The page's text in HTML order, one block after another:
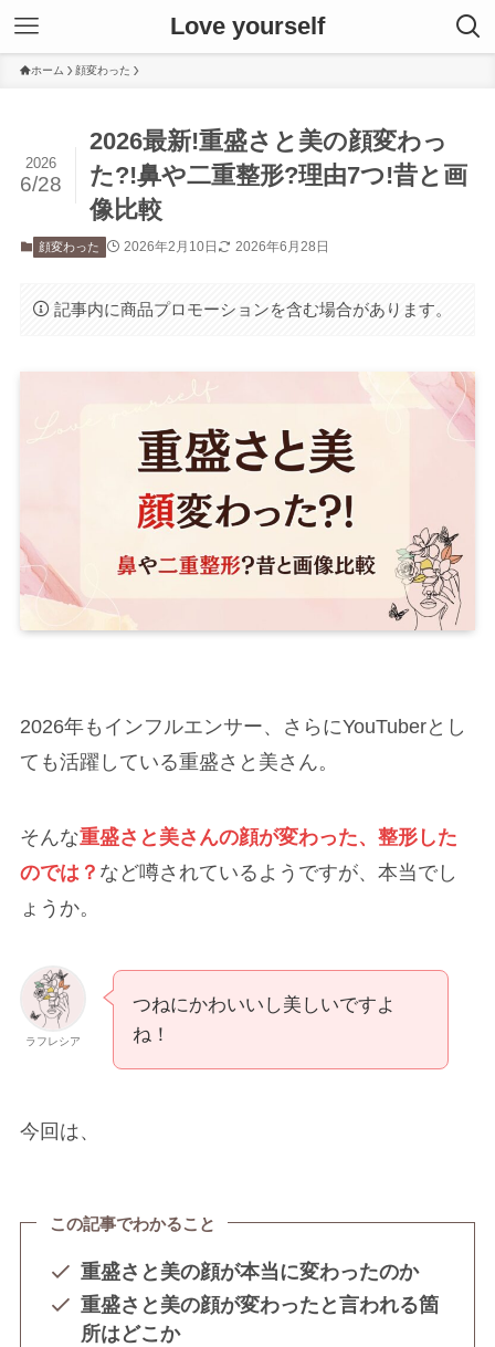
Love yourself
ホーム 顔変わった
2026最新!重盛さと美の顔変わっ
た?!鼻や二重整形?理由7つ!昔と画
像比較
2026
6/28
顔変わった 2026年2月10日 2026年6月28日
記事内に商品プロモーションを含む場合があります。
2026年もインフルエンサー、さらにYouTuberとし
ても活躍している重盛さと美さん。
そんな重盛さと美さんの顔が変わった、整形した
のでは？ など噂されているようですが、本当でし
ょうか。
ラフレシア
つねにかわいいし美しいですよ
ね！
今回は、
この記事でわかること
重盛さと美の顔が本当に変わったのか
重盛さと美の顔が変わったと言われる箇
所はどこか